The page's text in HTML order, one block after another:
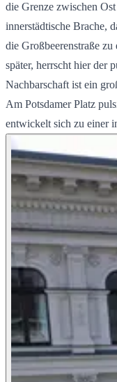
die Grenze zwischen
innerstädtische Brache,
die Großbeerenstraße
später, herrscht hier der
Nachbarschaft ist ein
Am Potsdamer Platz
entwickelt sich zu einer